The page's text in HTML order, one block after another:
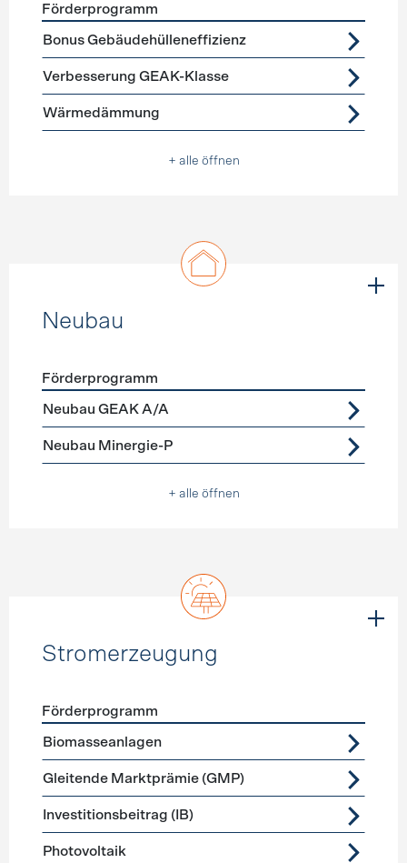
Förderprogramme Gebäudehülle Sanierung
Förderprogramm
Bonus Gebäudehülleneffizienz
Verbesserung GEAK-Klasse
Wärmedämmung
+ alle öffnen
Neubau
Förderprogramme
Förderprogramm
Neubau GEAK A/A
Neubau Minergie-P
+ alle öffnen
Stromerzeugung
Förderprogramme
Förderprogramm
Biomasseanlagen
Gleitende Marktprämie (GMP)
Investitionsbeitrag (IB)
Photovoltaik